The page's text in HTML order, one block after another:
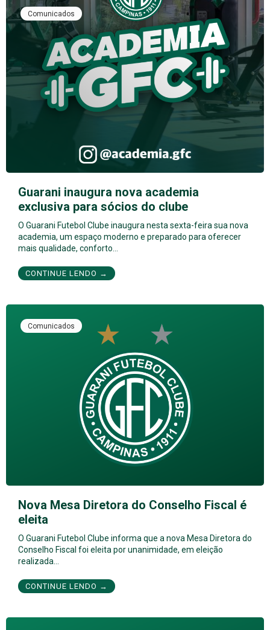
Comunicados
Guarani inaugura nova academia
exclusiva para sócios do clube
O Guarani Futebol Clube inaugura nesta sexta-feira sua nova
academia, um espaço moderno e preparado para oferecer
mais qualidade, conforto…
CONTINUE LENDO →
Comunicados
Nova Mesa Diretora do Conselho Fiscal é
eleita
O Guarani Futebol Clube informa que a nova Mesa Diretora do
Conselho Fiscal foi eleita por unanimidade, em eleição
realizada…
CONTINUE LENDO →